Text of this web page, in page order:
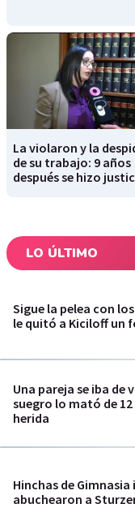
La violaron y la
de su trabajo: 9 años
después se hizo
LO ÚLTIMO
Sigue la pelea con
le quitó a Kiciloff un
Una pareja se iba de
suegro lo mató de
herida
Hinchas de
abuchearon a